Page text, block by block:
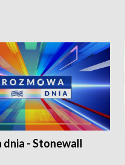
dnia - Stonewall